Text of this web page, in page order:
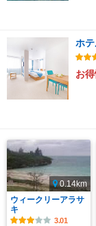
ホ
お
0.14km
ウィークリーアラサ
キ
3.01